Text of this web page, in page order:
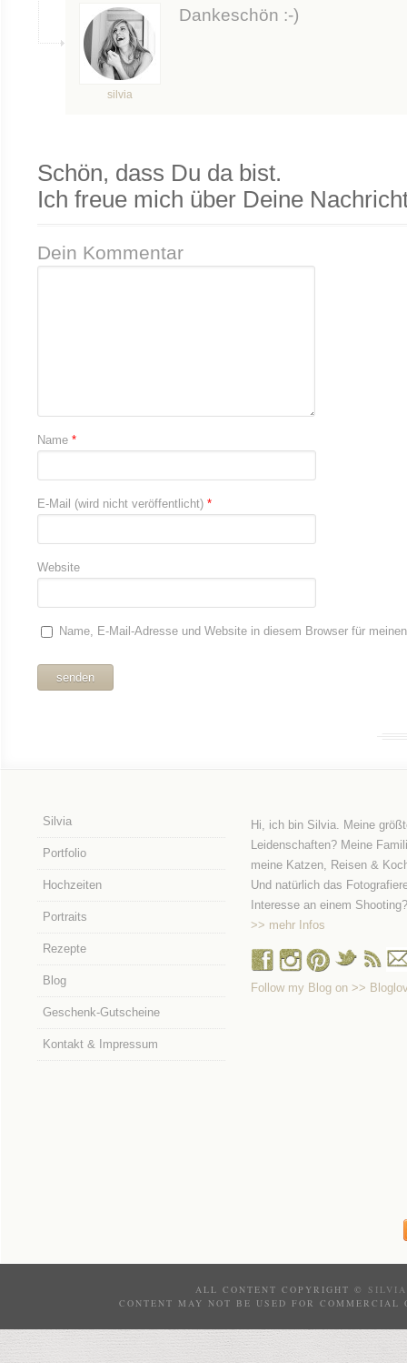
silvia
Dankeschön :-)
Schön, dass Du da bist.
Ich freue mich über Deine
Dein Kommentar
Name *
E-Mail (wird nicht veröffentlicht) *
Website
Name, E-Mail-Adresse und Website in diesem Browser für
Silvia
Portfolio
Hochzeiten
Portraits
Rezepte
Blog
Geschenk-Gutscheine
Kontakt & Impressum
Hi, ich bin Silvia. Meine
Leidenschaften? Meine
meine Katzen, Reisen &
Und natürlich das
Interesse an einem Shooting?
>> mehr Infos
Follow my Blog on >>
ALL CONTENT COPYRIGHT ©
CONTENT MAY NOT BE USED FOR COMMERCIAL